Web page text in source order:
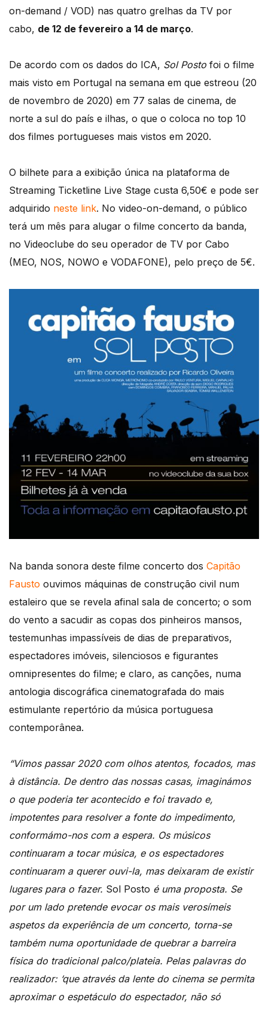
on-demand / VOD) nas quatro grelhas da TV por
cabo, de 12 de fevereiro a 14 de março.
De acordo com os dados do ICA, Sol Posto foi o filme
mais visto em Portugal na semana em que estreou (20
de novembro de 2020) em 77 salas de cinema, de
norte a sul do país e ilhas, o que o coloca no top 10
dos filmes portugueses mais vistos em 2020.
O bilhete para a exibição única na plataforma de
Streaming Ticketline Live Stage custa 6,50€ e pode ser
adquirido neste link. No video-on-demand, o público
terá um mês para alugar o filme concerto da banda,
no Videoclube do seu operador de TV por Cabo
(MEO, NOS, NOWO e VODAFONE), pelo preço de 5€.
Na banda sonora deste filme concerto dos Capitão
Fausto ouvimos máquinas de construção civil num
estaleiro que se revela afinal sala de concerto; o som
do vento a sacudir as copas dos pinheiros mansos,
testemunhas impassíveis de dias de preparativos,
espectadores imóveis, silenciosos e figurantes
omnipresentes do filme; e claro, as canções, numa
antologia discográfica cinematografada do mais
estimulante repertório da música portuguesa
contemporânea.
“Vimos passar 2020 com olhos atentos, focados, mas
à distância. De dentro das nossas casas, imaginámos
o que poderia ter acontecido e foi travado e,
impotentes para resolver a fonte do impedimento,
conformámo-nos com a espera. Os músicos
continuaram a tocar música, e os espectadores
continuaram a querer ouvi-la, mas deixaram de existir
lugares para o fazer. Sol Posto é uma proposta. Se
por um lado pretende evocar os mais verosímeis
aspetos da experiência de um concerto, torna-se
também numa oportunidade de quebrar a barreira
física do tradicional palco/plateia. Pelas palavras do
realizador: ‘que através da lente do cinema se permita
aproximar o espetáculo do espectador, não só